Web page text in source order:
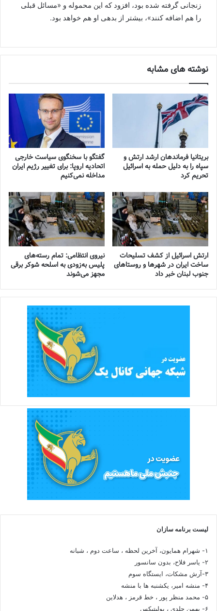
زنجانی گرفته شده بود، افزود که این محموله و «مسائل قبلی
را هم اضافه کنند»،‌ بیشتر از بدهی او هم خواهد بود.
نوشته های مشابه
بریتانیا فرماندهان ارشد ارتش و
سپاه را به دلیل حمله به اسرائیل
تحریم کرد
گفتگو با سخنگوی سیاست خارجی
اتحادیه اروپا: برای تغییر رژیم ایران
مداخله نمی‌کنیم
ارتش اسرائیل از کشف تسلیحات
ساخت ایران در شهرها و روستاهای
جنوب لبنان خبر داد
نیروی انتظامی: تمام رسته‌های
پلیس به‌زودی به اسلحه شوکر برقی
مجهز می‌شوند
لیست برنامه سازان
۱- شهرام همایون، آخرین لحظه ، ساعت دوم ، شبانه
۲- یاسر فلاح، بدون سانسور
۳-آرش مشکات، ایستگاه سوم
۴- منشه امیر، یکشنبه ها با منشه
۵- محمد منظر پور ، خط قرمز ، هدلاین
۶- بهمن جلدی ، پولیتیکس